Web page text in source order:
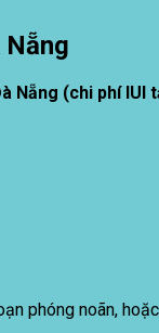
(chi phí IUI
phóng noãn,